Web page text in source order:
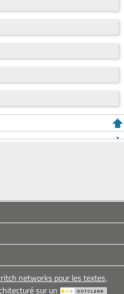
networks pour les textes,
sur un